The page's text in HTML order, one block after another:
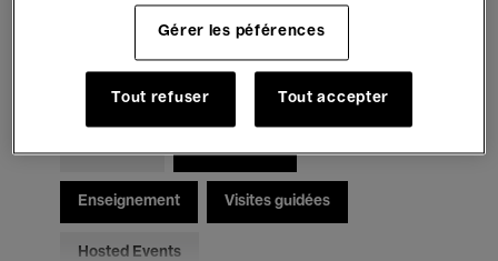
Musique classique Global Music
Musique électronique
Pour tous Kids’ Palace
Enseignement Visites guidées
Hosted Events
Gérer les péférences
Tout refuser Tout accepter